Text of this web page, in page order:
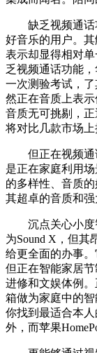
缺乏视频通话
好音乐的用户。
表示却显得相对
乏视频通话功能
一次测验考试，
然正在音质上表
音质无可挑剔，
将对比几款市场上
但正在视频通
是正在家庭利用
的多样性、音质
其超卓的音质和强
沉点关心小度智
为Sound X，但其
给更全面的办事
但正在智能家居
进修和文娱体例
箱做为家庭中的
你找到最适合本
外，而苹果